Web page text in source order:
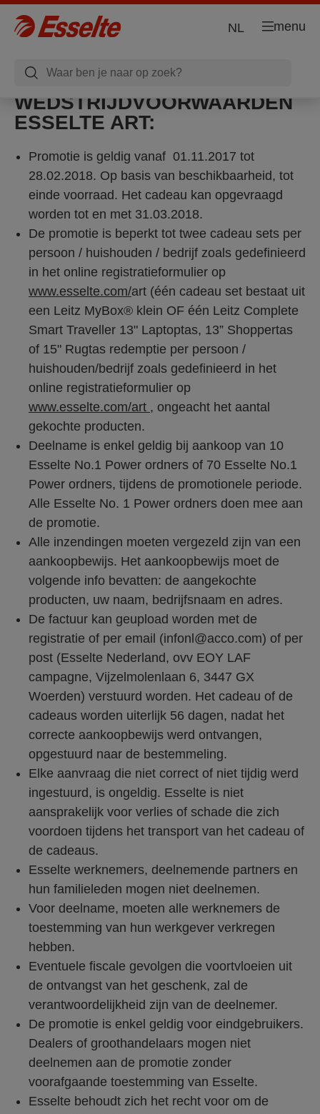
menu
NL
WEDSTRIJDVOORWAARDEN
ESSELTE ART:
Promotie is geldig vanaf 01.11.2017 tot
28.02.2018. Op basis van beschikbaarheid, tot
einde voorraad. Het cadeau kan opgevraagd
worden tot en met 31.03.2018.
De promotie is beperkt tot twee cadeau sets per
persoon / huishouden / bedrijf zoals gedefinieerd
in het online registratieformulier op
www.esselte.com/art (één cadeau set bestaat uit
een Leitz MyBox® klein OF één Leitz Complete
Smart Traveller 13" Laptoptas, 13” Shoppertas
of 15" Rugtas redemptie per persoon /
huishouden/bedrijf zoals gedefinieerd in het
online registratieformulier op
www.esselte.com/art , ongeacht het aantal
gekochte producten.
Deelname is enkel geldig bij aankoop van 10
Esselte No.1 Power ordners of 70 Esselte No.1
Power ordners, tijdens de promotionele periode.
Alle Esselte No. 1 Power ordners doen mee aan
de promotie.
Alle inzendingen moeten vergezeld zijn van een
aankoopbewijs. Het aankoopbewijs moet de
volgende info bevatten: de aangekochte
producten, uw naam, bedrijfsnaam en adres.
De factuur kan geupload worden met de
registratie of per email (infonl@acco.com) of per
post (Esselte Nederland, ovv EOY LAF
campagne, Vijzelmolenlaan 6, 3447 GX
Woerden) verstuurd worden. Het cadeau of de
cadeaus worden uiterlijk 56 dagen, nadat het
correcte aankoopbewijs werd ontvangen,
opgestuurd naar de bestemmeling.
Elke aanvraag die niet correct of niet tijdig werd
ingestuurd, is ongeldig. Esselte is niet
aansprakelijk voor verlies of schade die zich
voordoen tijdens het transport van het cadeau of
de cadeaus.
Esselte werknemers, deelnemende partners en
hun familieleden mogen niet deelnemen.
Voor deelname, moeten alle werknemers de
toestemming van hun werkgever verkregen
hebben.
Eventuele fiscale gevolgen die voortvloeien uit
de ontvangst van het geschenk, zal de
verantwoordelijkheid zijn van de deelnemer.
De promotie is enkel geldig voor eindgebruikers.
Dealers of groothandelaars mogen niet
deelnemen aan de promotie zonder
voorafgaande toestemming van Esselte.
Esselte behoudt zich het recht voor om de